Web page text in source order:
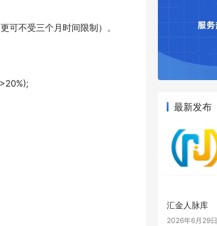
可不受三个月时间限制）。
最新发布
汇金人脉库
2026年6月29日